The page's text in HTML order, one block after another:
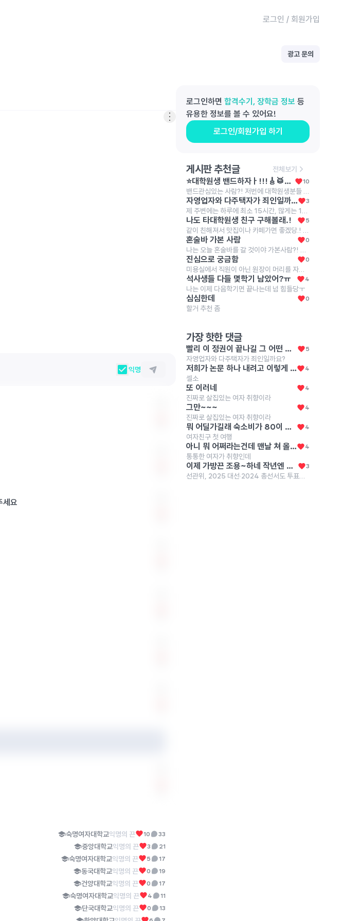
로그인 / 회원가입
광고 문의
익명
세요
숙명여자대학교익명의 끈 10 33
중앙대학교익명의 끈 3 21
숙명여자대학교익명의 끈 5 17
동국대학교익명의 끈 0 19
건양대학교익명의 끈 0 17
숙명여자대학교익명의 끈 4 11
단국대학교익명의 끈 0 13
로그인하면 합격수기, 장학금 정보 등
유용한 정보를 볼 수 있어요!
로그인/회원가입 하기
게시판 추천글 전체보기
⭐️대학원생 밴드하자ㅏ!!!🎸🥁🎹🎤⭐️ 10
자영업자와 다주택자가 죄인일까요? 3
나도 타대학원생 친구 구해볼래.! 5
혼술바 가본 사람 0
진심으로 궁금함 0
석사생들 다들 몇학기 남았어?ㅠ 4
나는 이제 다음학기면 끝나는데 넘 힘들당ㅜ
심심한데 0
할거 추천 좀
가장 핫한 댓글
빨리 이 정권이 끝나길 그 어떤 좌파가 잡아도 이러진 않았었음 이건 좌우를 떠나서 걍 인간 자체가 못된 거 5
자영업자와 다주택자가 죄인일까요?
저희가 논문 하나 내려고 이렇게 저렇게 측정하고 밤새고 하는데 사람 한명 얻으려면 더 큰 노력을 해야죠 다들 화이팅 4
셀소
또 이러네 4
진짜로 살집있는 여자 취향이라
그만~~~ 4
진짜로 살집있는 여자 취향이라
뭐 어딜가길래 숙소비가 80이 나오는거야 4
여자친구 첫 여행
아니 뭐 어쩌라는건데 맨날 쳐 올리고 4
통통한 여자가 취향인데
이제 가방끈 조용~하네 작년엔 유튜브로 세상을 배우지말라는 둥 개떼마냥 물어뜯던 사람들 어디갔나 몰라 3